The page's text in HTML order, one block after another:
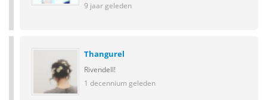
9 jaar geleden
Thangurel
Rivendell!
1 decennium geleden